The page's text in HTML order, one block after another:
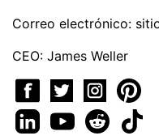
Correo electrónico:
CEO: James Weller